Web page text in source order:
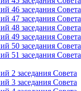
46 заседания Совета
47 заседания Совета
48 заседания Совета
49 заседания Совета
50 заседания Совета
51 заседания Совета
2 заседания Совета
3 заседания Совета